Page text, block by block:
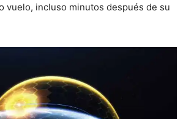
vuelo, incluso minutos después de su